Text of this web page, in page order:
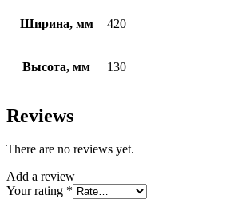
Ширина, мм 420
Высота, мм 130
Reviews
There are no reviews yet.
Add a review
Your rating *